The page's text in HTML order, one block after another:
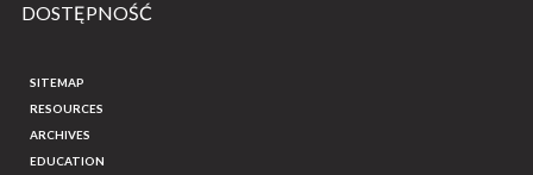
DOSTĘPNOŚĆ
SITEMAP
RESOURCES
ARCHIVES
EDUCATION